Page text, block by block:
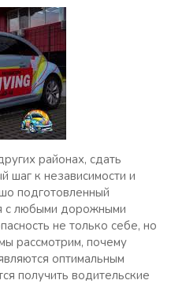
районах, сдать
шаг к независимости и
подготовленный
с любыми дорожными
не только себе, но
рассмотрим, почему
оптимальным
получить водительские